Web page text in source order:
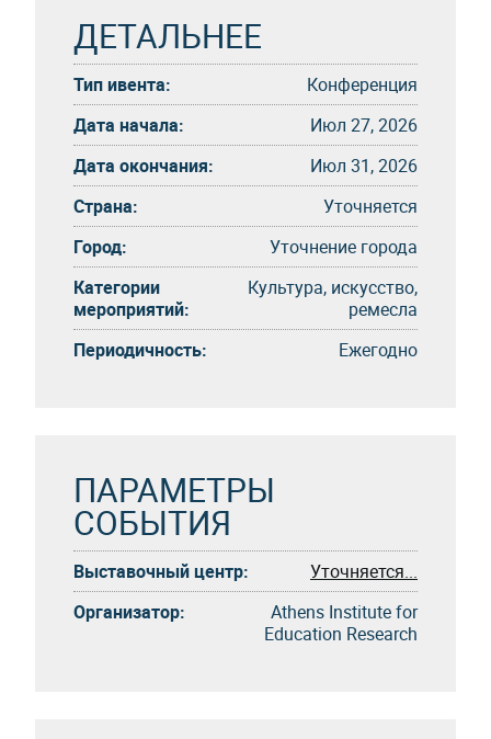
ДЕТАЛЬНЕЕ
Тип ивента:
Конференция
Дата начала:
Июл 27, 2026
Дата окончания:
Июл 31, 2026
Страна:
Уточняется
Город:
Уточнение города
Категории
мероприятий:
Культура, искусство,
ремесла
Периодичность:
Eжегоднo
ПАРАМЕТРЫ
СОБЫТИЯ
Выставочный центр:
Уточняется...
Организатор:
Athens Institute for
Education Research